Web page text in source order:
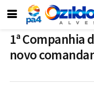
1ª Companhia
novo